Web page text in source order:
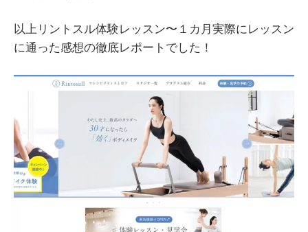
以上リントスル体験レッスン〜１カ月実際にレッスン
に通った感想の徹底レポートでした！